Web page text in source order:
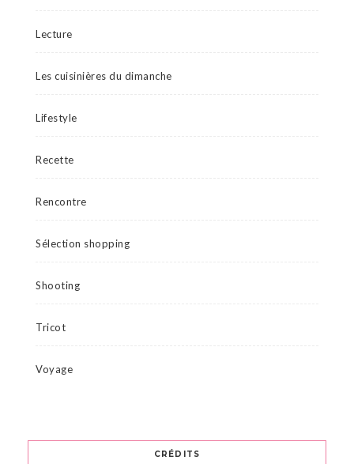
Lecture
Les cuisinières du dimanche
Lifestyle
Recette
Rencontre
Sélection shopping
Shooting
Tricot
Voyage
CRÉDITS